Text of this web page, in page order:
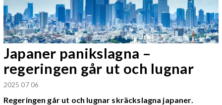
Japaner panikslagna –
regeringen går ut och lugnar
2025 07 06
Regeringen går ut och lugnar skräckslagna japaner.